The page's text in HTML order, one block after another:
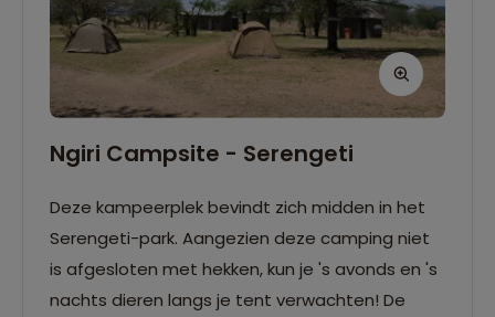
Ngiri Campsite - Serengeti
Deze kampeerplek bevindt zich midden in het
Serengeti-park. Aangezien deze camping niet
is afgesloten met hekken, kun je 's avonds en 's
nachts dieren langs je tent verwachten! De